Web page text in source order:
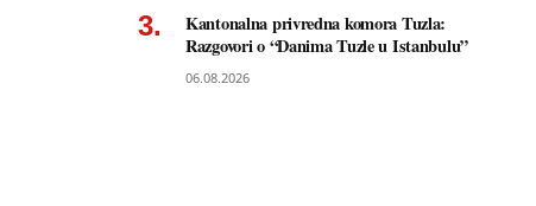
Kantonalna privredna komora Tuzla:
Razgovori o “Danima Tuzle u Istanbulu”
06.08.2026